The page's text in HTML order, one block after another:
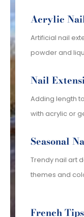
Acrylic
Artificial nail
powder and
Nail
Adding length
with acrylic or
Seasonal
Trendy nail art
themes and
French Tips